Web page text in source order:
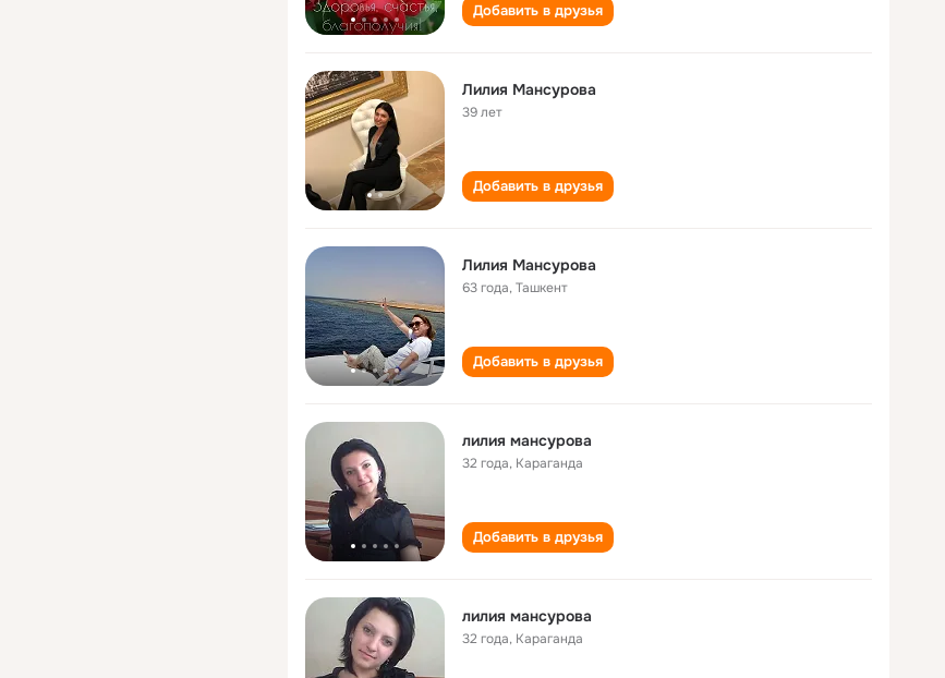
Добавить в друзья
Лилия Мансурова
39 лет
Добавить в друзья
Лилия Мансурова
63 года,Ташкент
Добавить в друзья
лилия мансурова
32 года, Караганда
Добавить в друзья
лилия мансурова
32 года, Караганда